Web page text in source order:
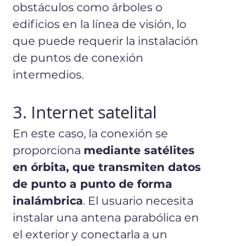
obstáculos como árboles o
edificios en la línea de visión, lo
que puede requerir la instalación
de puntos de conexión
intermedios.
3. Internet satelital
En este caso, la conexión se
proporciona mediante satélites
en órbita, que transmiten datos
de punto a punto de forma
inalámbrica. El usuario necesita
instalar una antena parabólica en
el exterior y conectarla a un